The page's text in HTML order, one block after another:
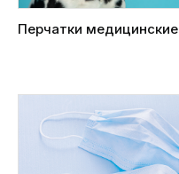
Перчатки медицинские